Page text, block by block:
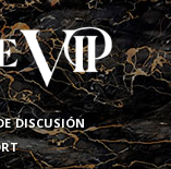
discusión